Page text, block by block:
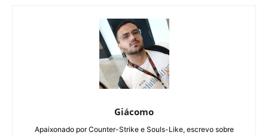
Giácomo
Apaixonado por Counter-Strike e Souls-Like, escrevo sobre